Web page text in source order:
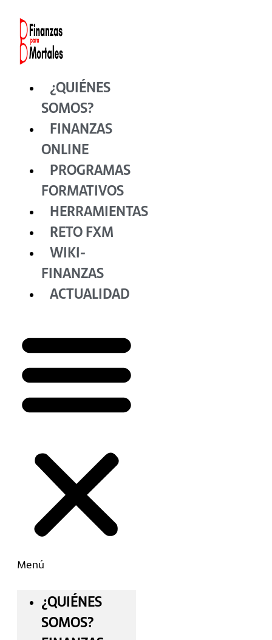
contenido
¿QUIÉNES
SOMOS?
FINANZAS
ONLINE
PROGRAMAS
FORMATIVOS
HERRAMIENTAS
RETO FXM
WIKI-
FINANZAS
ACTUALIDAD
Menú
¿QUIÉNES
SOMOS?